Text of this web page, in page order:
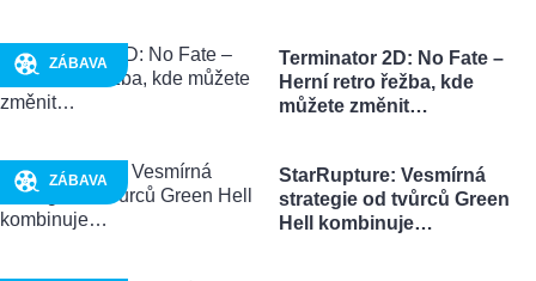
ZÁBAVA
Terminator 2D: No Fate –
Herní retro řežba, kde
můžete změnit…
ZÁBAVA
StarRupture: Vesmírná
strategie od tvůrců Green
Hell kombinuje…